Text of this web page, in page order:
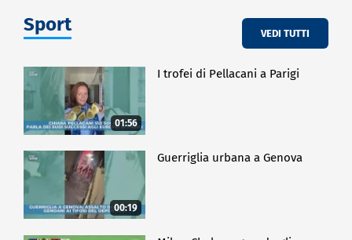
Sport VEDI TUTTI
01:56
I trofei di Pellacani a Parigi
00:19
Guerriglia urbana a Genova